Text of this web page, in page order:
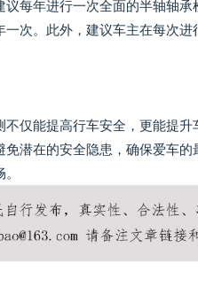
议每年进行一次全面的半轴轴
次。此外，建议车主在每次
不仅能提高行车安全，更能提
免潜在的安全隐患，确保爱车